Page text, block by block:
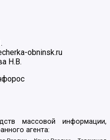
obninsk.ru
Н.В.
массовой информации,
агента: